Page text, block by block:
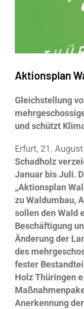
Aktionsplan
Gleichstellung
und schützt
Erfurt, 21.
Schadholz
Januar bis Juli.
„Aktionsplan
zu Waldumbau,
sollen den Wald
Beschäftigung
Änderung der
des
fester
Holz Thüringen
Anerkennung